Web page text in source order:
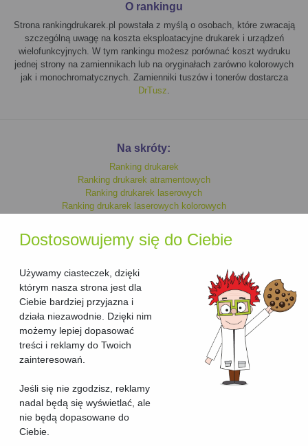
Dostosowujemy się do Ciebie
Używamy ciasteczek, dzięki
którym nasza strona jest dla
Ciebie bardziej przyjazna i
działa niezawodnie. Dzięki nim
możemy lepiej dopasować
treści i reklamy do Twoich
zainteresowań.
Jeśli się nie zgodzisz, reklamy
nadal będą się wyświetlać, ale
nie będą dopasowane do
Ciebie.
O rankingu
Strona rankingdrukarek.pl powstała z myślą o osobach, które zwracają
szczególną uwagę na koszta eksploatacyjne drukarek i urządzeń
wielofunkcyjnych. W tym rankingu możesz porównać koszt wydruku
jednej strony na zamiennikach lub na oryginałach zarówno kolorowych
jak i monochromatycznych. Zamienniki tuszów i tonerów dostarcza
DrTusz.
Na skróty:
Ranking drukarek
Ranking drukarek atramentowych
Ranking drukarek laserowych
Ranking drukarek laserowych kolorowych
Ranking drukarek kolorowych
Ranking drukarek laserowych
Ranking drukarek atramentowych monochromatycznych
Ranking urzadzen wielofunkcyjnych
Ranking urzadzen wielofunkcyjnych laserowych
Ranking urzadzen wielofunkcyjnych laserowych kolorowych
Ranking urzadzen wielofunkcyjnych kolorowych
Ranking urzadzen wielofunkcyjnych atramentowych kolorowych
Ranking urzadzen wielofunkcyjnych atramentowych
Ranking urzadzen wielofunkcyjnych atramentowych
monochromatycznych
Ranking urzadzen wielofunkcyjnych monochromatycznych